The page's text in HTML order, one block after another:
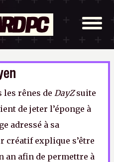
rênes de DayZsuite
de jeter l’éponge à
adressé à sa
créatif explique s’être
an afin de permettre à